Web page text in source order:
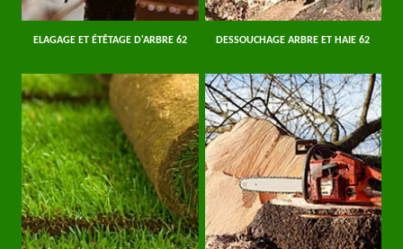
ELAGAGE ET ÉTÊTAGE D'ARBRE 62 DESSOUCHAGE ARBRE ET HAIE 62